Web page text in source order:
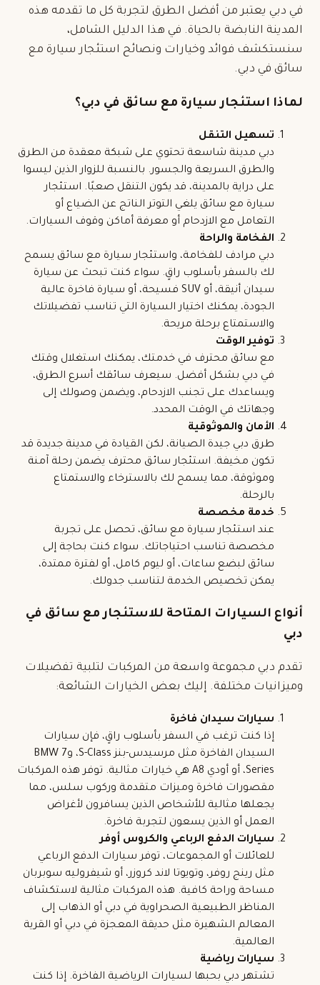
في دبي يعتبر من أفضل الطرق لتجربة كل ما تقدمه هذه
المدينة النابضة بالحياة. في هذا الدليل الشامل،
سنستكشف فوائد وخيارات ونصائح استئجار سيارة مع
سائق في دبي.
لماذا استئجار سيارة مع سائق في دبي؟
تسهيل التنقل
دبي مدينة شاسعة تحتوي على شبكة معقدة من الطرق
والطرق السريعة والجسور. بالنسبة للزوار الذين ليسوا
على دراية بالمدينة، قد يكون التنقل صعبًا. استئجار
سيارة مع سائق يلغي التوتر الناتج عن الضياع أو
التعامل مع الازدحام أو معرفة أماكن وقوف السيارات.
الفخامة والراحة
دبي مرادف للفخامة، واستئجار سيارة مع سائق يسمح
لك بالسفر بأسلوب راقٍ. سواء كنت تبحث عن سيارة
سيدان
أنيقة، أو SUV فسيحة، أو سيارة فاخرة عالية
الجودة، يمكنك اختيار السيارة التي تناسب تفضيلاتك
والاستمتاع برحلة مريحة.
توفير الوقت
مع سائق محترف في خدمتك، يمكنك استغلال وقتك
في دبي بشكل أفضل. سيعرف سائقك أسرع الطرق،
ويساعدك على تجنب الازدحام، ويضمن وصولك إلى
وجهاتك في الوقت المحدد.
الأمان والموثوقية
طرق دبي جيدة الصيانة، لكن القيادة في مدينة جديدة قد
تكون مخيفة. استئجار سائق محترف يضمن رحلة آمنة
وموثوقة، مما يسمح لك بالاسترخاء والاستمتاع
بالرحلة.
خدمة مخصصة
عند استئجار سيارة مع سائق، تحصل على تجربة
مخصصة تناسب احتياجاتك. سواء كنت بحاجة إلى
سائق لبضع ساعات، أو ليوم كامل، أو لفترة ممتدة،
يمكن تخصيص الخدمة لتناسب جدولك.
أنواع السيارات المتاحة للاستئجار مع سائق في
دبي
تقدم دبي مجموعة واسعة من المركبات لتلبية تفضيلات
وميزانيات مختلفة. إليك بعض الخيارات الشائعة:
سيارات سيدان فاخرة
إذا كنت ترغب في السفر بأسلوب راقٍ، فإن سيارات
السيدان الفاخرة مثل مرسيدس
-بنز S-Class، وBMW 7
Series، أو أودي A8 هي خيارات مثالية. توفر هذه المركبات
مقصورات فاخرة وميزات متقدمة وركوب سلس، مما
يجعلها مثالية للأشخاص الذين يسافرون لأغراض
العمل أو الذين يسعون لتجربة فاخرة.
سيارات الدفع الرباعي والكروس أوفر
للعائلات أو المجموعات، توفر سيارات الدفع الرباعي
مثل رينج روفر، وتويوتا لاند كروزر، أو شيفروليه سوبربان
مساحة وراحة كافية. هذه المركبات مثالية لاستكشاف
المناظر الطبيعية الصحراوية في دبي أو الذهاب إلى
المعالم الشهيرة مثل حديقة المعجزة في دبي أو القرية
العالمية.
سيارات رياضية
تشتهر دبي بحبها لسيارات الرياضية الفاخرة. إذا كنت